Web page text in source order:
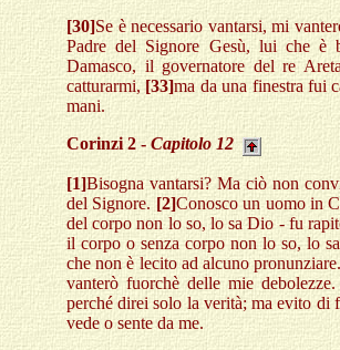
[30]Se è necessario vantarsi, mi
Padre del Signore Gesù, lui che è
Damasco, il governatore del re
catturarmi, [33]ma da una finestra fui
mani.
Corinzi 2 - Capitolo 12
[1]Bisogna vantarsi? Ma ciò non
del Signore. [2]Conosco un uomo in
del corpo non lo so, lo sa Dio - fu
il corpo o senza corpo non lo so, lo
che non è lecito ad alcuno
vanterò fuorchè delle mie
perché direi solo la verità; ma evito
vede o sente da me.